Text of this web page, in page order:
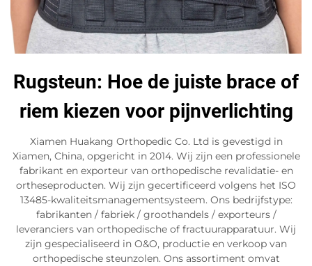
Rugsteun: Hoe de juiste brace of
riem kiezen voor pijnverlichting
Xiamen Huakang Orthopedic Co. Ltd is gevestigd in
Xiamen, China, opgericht in 2014. Wij zijn een professionele
fabrikant en exporteur van orthopedische revalidatie- en
ortheseproducten. Wij zijn gecertificeerd volgens het ISO
13485-kwaliteitsmanagementsysteem. Ons bedrijfstype:
fabrikanten / fabriek / groothandels / exporteurs /
leveranciers van orthopedische of fractuurapparatuur. Wij
zijn gespecialiseerd in O&O, productie en verkoop van
orthopedische steunzolen. Ons assortiment omvat